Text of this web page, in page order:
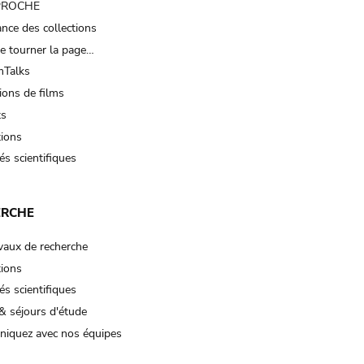
des collections
tourner la page…
de films
scientifiques
de recherche
scientifiques
séjours d'étude
avec nos équipes